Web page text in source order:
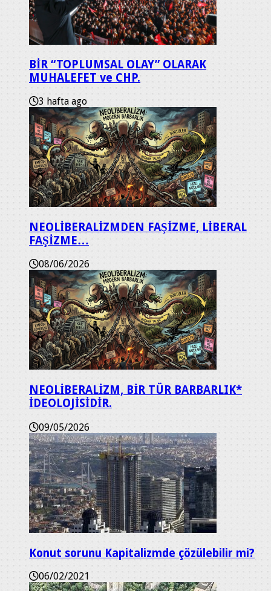
BİR “TOPLUMSAL OLAY” OLARAK
MUHALEFET ve CHP.
3 hafta ago
NEOLİBERALİZMDEN FAŞİZME, LİBERAL
FAŞİZME…
08/06/2026
NEOLİBERALİZM, BİR TÜR BARBARLIK*
İDEOLOJİSİDİR.
09/05/2026
Konut sorunu Kapitalizmde çözülebilir mi?
06/02/2021